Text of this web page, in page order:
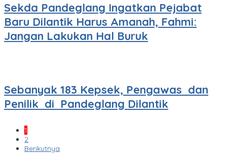
Sekda Pandeglang Ingatkan Pejabat
Baru Dilantik Harus Amanah, Fahmi:
Jangan Lakukan Hal Buruk
Sebanyak 183 Kepsek, Pengawas dan
Penilik di Pandeglang Dilantik
1
2
Berikutnya